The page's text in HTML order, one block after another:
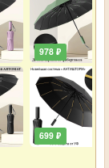
978 ₽
699 ₽